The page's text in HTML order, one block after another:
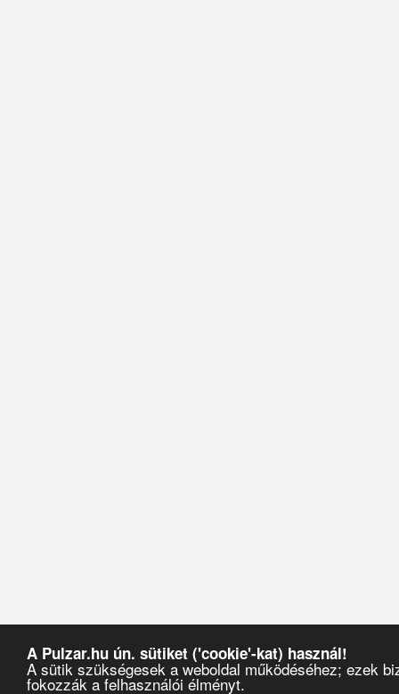
A Pulzar.hu ún. sütiket ('cookie'-kat) használ!
A sütik szükségesek a weboldal működéséhez; ezek
fokozzák a felhasználói élményt.
Pulzar›Partyajánlók › 2018 ›május›25 ›Y-Production in the Park